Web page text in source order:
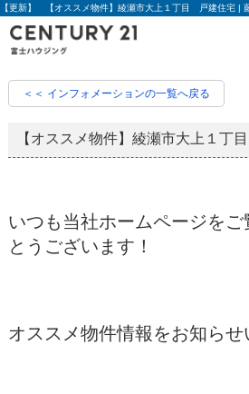
＜＜ インフォメーションの一覧へ戻る
【オススメ物件】綾瀬市大上１丁
いつも当社ホームページを
とうございます！
オススメ物件情報をお知らせ